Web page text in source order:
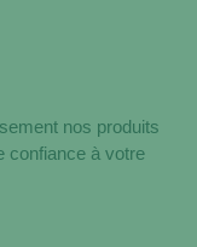
nos produits
confiance à votre